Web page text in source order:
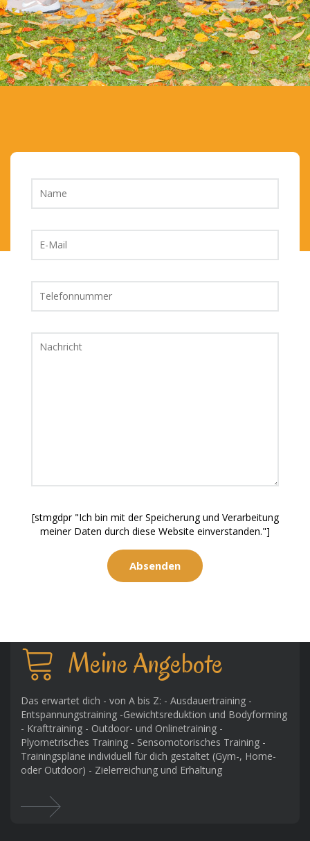
[stmgdpr "Ich bin mit der Speicherung und Verarbeitung
meiner Daten durch diese Website einverstanden."]
Meine Angebote
Das erwartet dich - von A bis Z: - Ausdauertraining -
Entspannungstraining -Gewichtsreduktion und Bodyforming
- Krafttraining - Outdoor- und Onlinetraining -
Plyometrisches Training - Sensomotorisches Training -
Trainingspläne individuell für dich gestaltet (Gym-, Home-
oder Outdoor) - Zielerreichung und Erhaltung